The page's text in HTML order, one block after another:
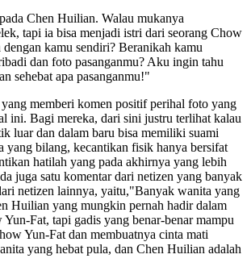
Chen Huilian. Walau mukanya
tapi ia bisa menjadi istri dari seorang Chow
kamu sendiri? Beranikah kamu
dan foto pasanganmu? Aku ingin tahu
sehebat apa pasanganmu!"
memberi komen positif perihal foto yang
ini. Bagi mereka, dari sini justru terlihat kalau
luar dan dalam baru bisa memiliki suami
yang bilang, kecantikan fisik hanya bersifat
hatilah yang pada akhirnya yang lebih
juga satu komentar dari netizen yang banyak
netizen lainnya, yaitu,"Banyak wanita yang
Huilian yang mungkin pernah hadir dalam
Fat, tapi gadis yang benar-benar mampu
Yun-Fat dan membuatnya cinta mati
yang hebat pula, dan Chen Huilian adalah